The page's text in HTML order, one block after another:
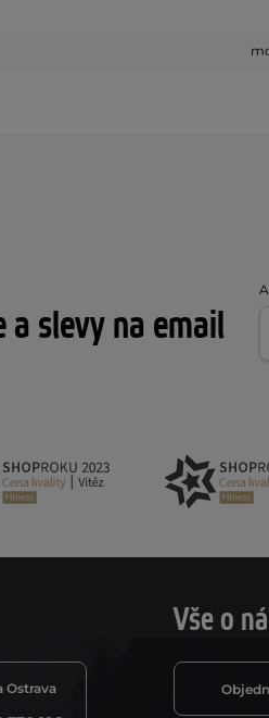
a slevy na email
Ostrava
Vše o